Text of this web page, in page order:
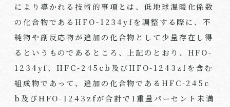
により導かれる技術的事項とは、低地球温暖化係数
の化合物であるHFO-1234yfを調整する際に、不
純物や副反応物が追加の化合物として少量存在し得
るというものであるところ、上記のとおり、 HFO-
1234yf、HFC-245cb 及びHFO-1243zfを含む
組成物であって、追加の化合物である HFC-245c
b 及びHFO-1243zfが合計で 1 重量パーセント未満